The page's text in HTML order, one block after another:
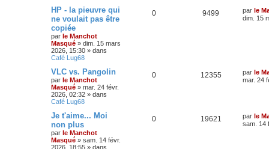
HP - la pieuvre qui
ne voulait pas être
copiée
par le Manchot
Masqué » dim. 15 mars
2026, 15:30 » dans
Café Lug68
0 9499 par le
dim. 15
VLC vs. Pangolin
par le Manchot
Masqué » mar. 24 févr.
2026, 02:32 » dans
Café Lug68
0 12355 par le
mar. 24
Je t'aime... Moi
non plus
par le Manchot
Masqué » sam. 14 févr.
2026, 18:55 » dans
0 19621 par le
sam. 14